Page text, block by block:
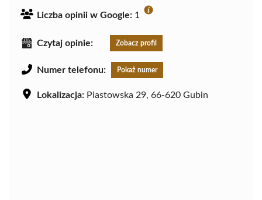
Liczba opinii w Google: 1
Czytaj opinie: Zobacz profil
Numer telefonu: Pokaż numer
Lokalizacja: Piastowska 29, 66-620 Gubin